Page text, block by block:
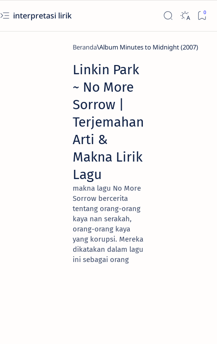
interpretasi lirik
Beranda Album Minutes to Midnight (2007)
Linkin Park
~ No More
Sorrow |
Terjemahan
Arti &
Makna Lirik
Lagu
makna lagu No More
Sorrow bercerita
tentang orang-orang
kaya nan serakah,
orang-orang kaya
yang korupsi. Mereka
dikatakan dalam lagu
ini sebagai orang